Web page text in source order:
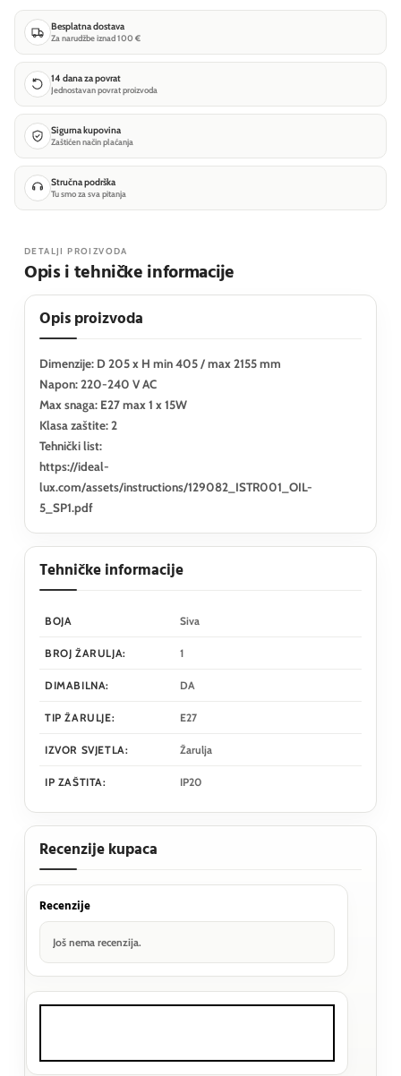
Besplatna dostava
Za narudžbe iznad 100 €
14 dana za povrat
Jednostavan povrat proizvoda
Sigurna kupovina
Zaštićen način plaćanja
Stručna podrška
Tu smo za sva pitanja
DETALJI PROIZVODA
Opis i tehničke informacije
Opis proizvoda
Dimenzije: D 205 x H min 405 / max 2155 mm
Napon: 220-240 V AC
Max snaga: E27 max 1 x 15W
Klasa zaštite: 2
Tehnički list:
https://ideal-
lux.com/assets/instructions/129082_ISTR001_OIL-
5_SP1.pdf
Tehničke informacije
BOJA Siva
BROJ ŽARULJA: 1
DIMABILNA: DA
TIP ŽARULJE: E27
IZVOR SVJETLA: Žarulja
IP ZAŠTITA: IP20
Recenzije kupaca
Recenzije
Još nema recenzija.